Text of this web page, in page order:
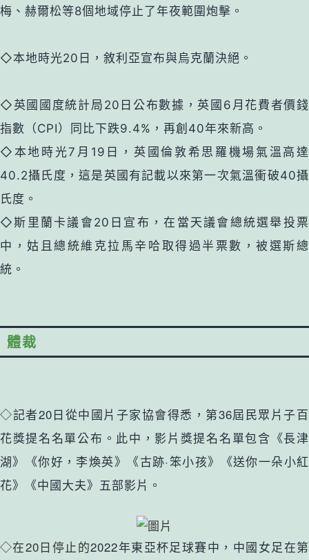
梅、赫爾松等8個地域停止了年夜範圍炮擊。
◇本地時光20日，敘利亞宣布與烏克蘭決絕。
◇英國國度統計局20日公布數據，英國6月花費者價錢
指數（CPI）同比下跌9.4%，再創40年來新高。
◇本地時光7月19日，英國倫敦希思羅機場氣溫高達
40.2攝氏度，這是英國有記載以來第一次氣溫衝破40攝
氏度。
◇斯里蘭卡議會20日宣布，在當天議會總統選舉投票
中，姑且總統維克拉馬辛哈取得過半票數，被選斯總
統。
體裁
◇記者20日從中國片子家協會得悉，第36屆民眾片子百
花獎提名名單公布。此中，影片獎提名名單包含《長津
湖》《你好，李煥英》《古跡·笨小孩》《送你一朵小紅
花》《中國大夫》五部影片。
◇在20日停止的2022年東亞杯足球賽中，中國女足在第